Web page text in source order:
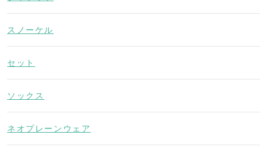
スノーケル
セット
ソックス
ネオプレーンウェア